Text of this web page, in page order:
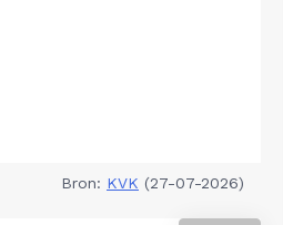
Bron: KVK (27-07-2026)